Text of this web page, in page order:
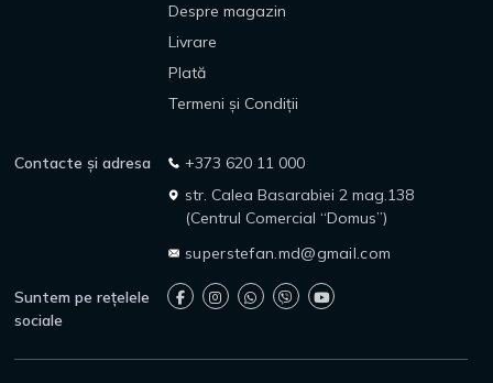
Despre magazin
Livrare
Plată
Termeni și Condiții
Contacte și adresa
+373 620 11 000
str. Calea Basarabiei 2 mag.138
(Centrul Comercial “Domus”)
superstefan.md@gmail.com
Suntem pe rețelele
sociale